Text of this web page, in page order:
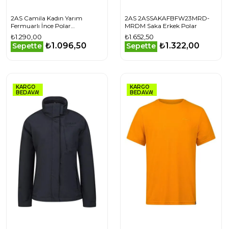
2AS Camila Kadın Yarım
Fermuarlı İnce Polar
Sweatshirt Yeşil
₺1.290,00
Sepette ₺1.096,50
2AS 2ASSAKAFBFW23MRD-
MRDM Saka Erkek Polar
₺1.652,50
Sepette ₺1.322,00
KARGO
BEDAVA!
KARGO
BEDAVA!